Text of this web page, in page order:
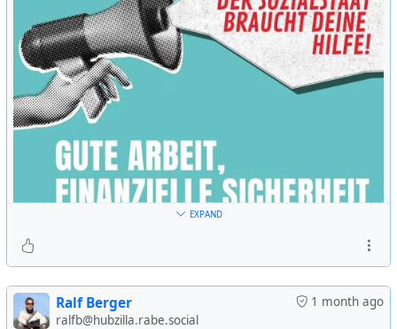
EXPAND
1 month ago
Ralf Berger
ralfb@hubzilla.rabe.social